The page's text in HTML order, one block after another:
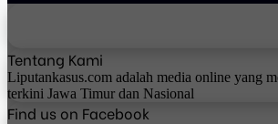
Tentang Kami
Liputankasus.com adalah media online yang
terkini Jawa Timur dan Nasional
Find us on Facebook